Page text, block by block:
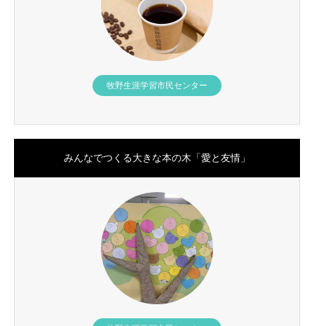
牧野生涯学習市民センター
みんなでつくる大きな本の木「愛と友情」